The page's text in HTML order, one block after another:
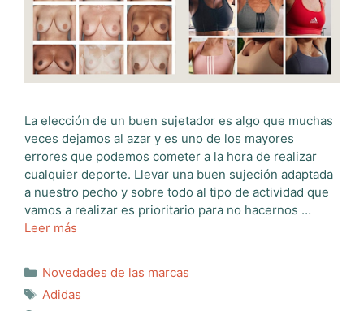
La elección de un buen sujetador es algo que muchas
veces dejamos al azar y es uno de los mayores
errores que podemos cometer a la hora de realizar
cualquier deporte. Llevar una buen sujeción adaptada
a nuestro pecho y sobre todo al tipo de actividad que
vamos a realizar es prioritario para no hacernos …
Leer más
Categorías
Novedades de las marcas
Etiquetas
Adidas